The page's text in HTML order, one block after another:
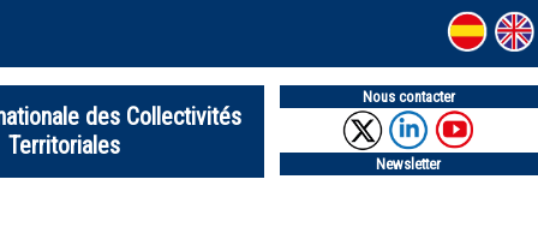
des Collectivités
Territoriales
Nous contacter
Newsletter